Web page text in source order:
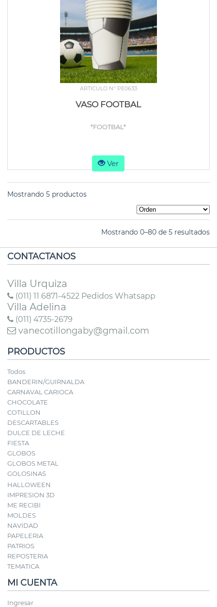
ARTICULO N° PE0633
VASO FOOTBAL
*FOOTBAL*
Ver
Mostrando 5 productos
Mostrando 0–80 de 5 resultados
CONTACTANOS
Villa Urquiza
(011) 11 6871-4522 Pedidos Whatsapp
Villa Adelina
(011) 4735-2679
vanecotillongaby@gmail.com
PRODUCTOS
Todos
BANDERIN/GUIRNALDA
CARNAVAL CARIOCA
CHOCOLATE
COTILLON
DESCARTABLES
DULCE DE LECHE
FIESTA
GLOBOS
GLOBOS METAL
GOLOSINAS
HALLOWEEN
IMPRESION 3D
ME RECIBI
MOLDES
NAVIDAD
PAPELERIA
PATRIOS
REPOSTERIA
TEMATICA
MI CUENTA
Ingresar